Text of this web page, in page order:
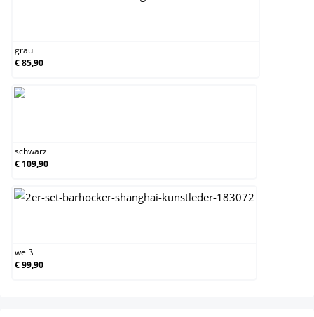
grau
€ 85,90
schwarz
€ 109,90
weiß
€ 99,90